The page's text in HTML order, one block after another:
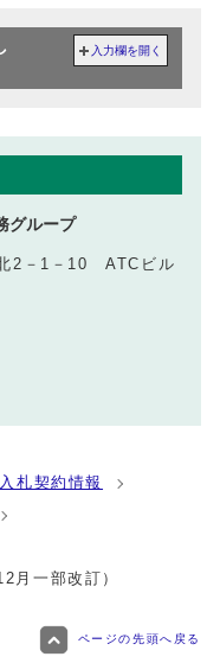
入力欄を開く
グループ
2－1－10 ATCビル
入札契約情報
月一部改訂）
ページの先頭へ戻る